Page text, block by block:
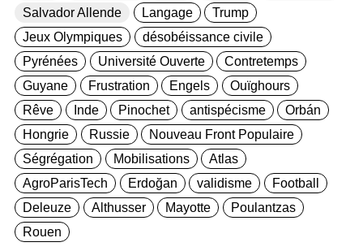
Salvador Allende
Langage
Trump
Jeux Olympiques
désobéissance civile
Pyrénées
Université Ouverte
Contretemps
Guyane
Frustration Engels
Ouïghours
Rêve
Inde Pinochet antispécisme
Orbán
Hongrie
Russie
Nouveau Front Populaire
Ségrégation
Mobilisations
Atlas
AgroParisTech
Erdoğan validisme
Football
Deleuze
Althusser Mayotte
Poulantzas
Rouen